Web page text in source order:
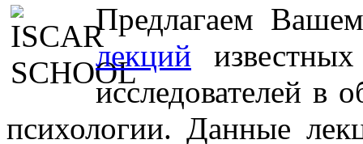
Предлагаем
лекций
исследователей в
психологии. Данные